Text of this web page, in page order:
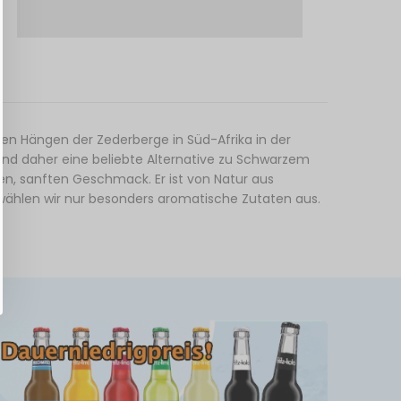
Hängen der Zederberge in Süd-Afrika in der
daher eine beliebte Alternative zu Schwarzem
sanften Geschmack. Er ist von Natur aus
wir nur besonders aromatische Zutaten aus.